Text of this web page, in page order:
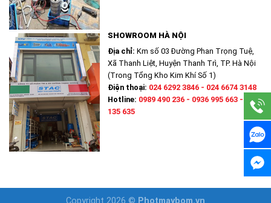
SHOWROOM HÀ NỘI
Địa chỉ: Km số 03 Đường Phan Trọng Tuệ,
Xã Thanh Liệt, Huyện Thanh Trì, TP. Hà Nội
(Trong Tổng Kho Kim Khí Số 1)
Điện thoại: 024 6292 3846 - 024 6674 3148
Hotline: 0989 490 236 - 0936 995 663 - 0975
135 635